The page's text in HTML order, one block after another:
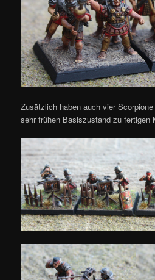
Zusätzlich haben auch vier
sehr frühen Basiszustand zu fertigen